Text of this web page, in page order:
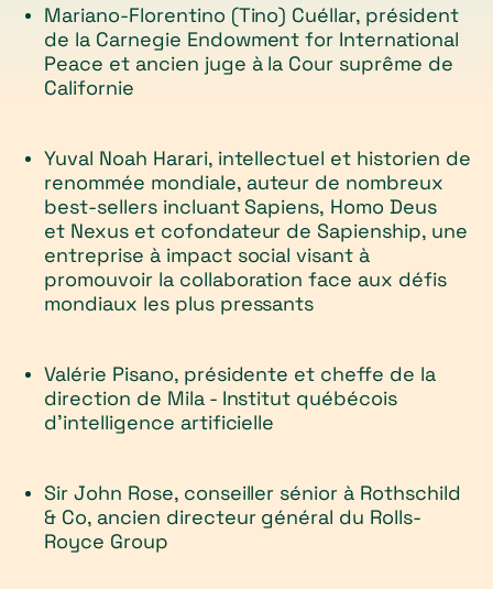
Mariano-Florentino (Tino) Cuéllar, président
de la Carnegie Endowment for International
Peace et ancien juge à la Cour suprême de
Californie
Yuval Noah Harari, intellectuel et historien de
renommée mondiale, auteur de nombreux
best-sellers incluant Sapiens, Homo Deus
et Nexus et cofondateur de Sapienship, une
entreprise à impact social visant à
promouvoir la collaboration face aux défis
mondiaux les plus pressants
Valérie Pisano, présidente et cheffe de la
direction de Mila - Institut québécois
d'intelligence artificielle
Sir John Rose, conseiller sénior à Rothschild
& Co, ancien directeur général du Rolls-
Royce Group